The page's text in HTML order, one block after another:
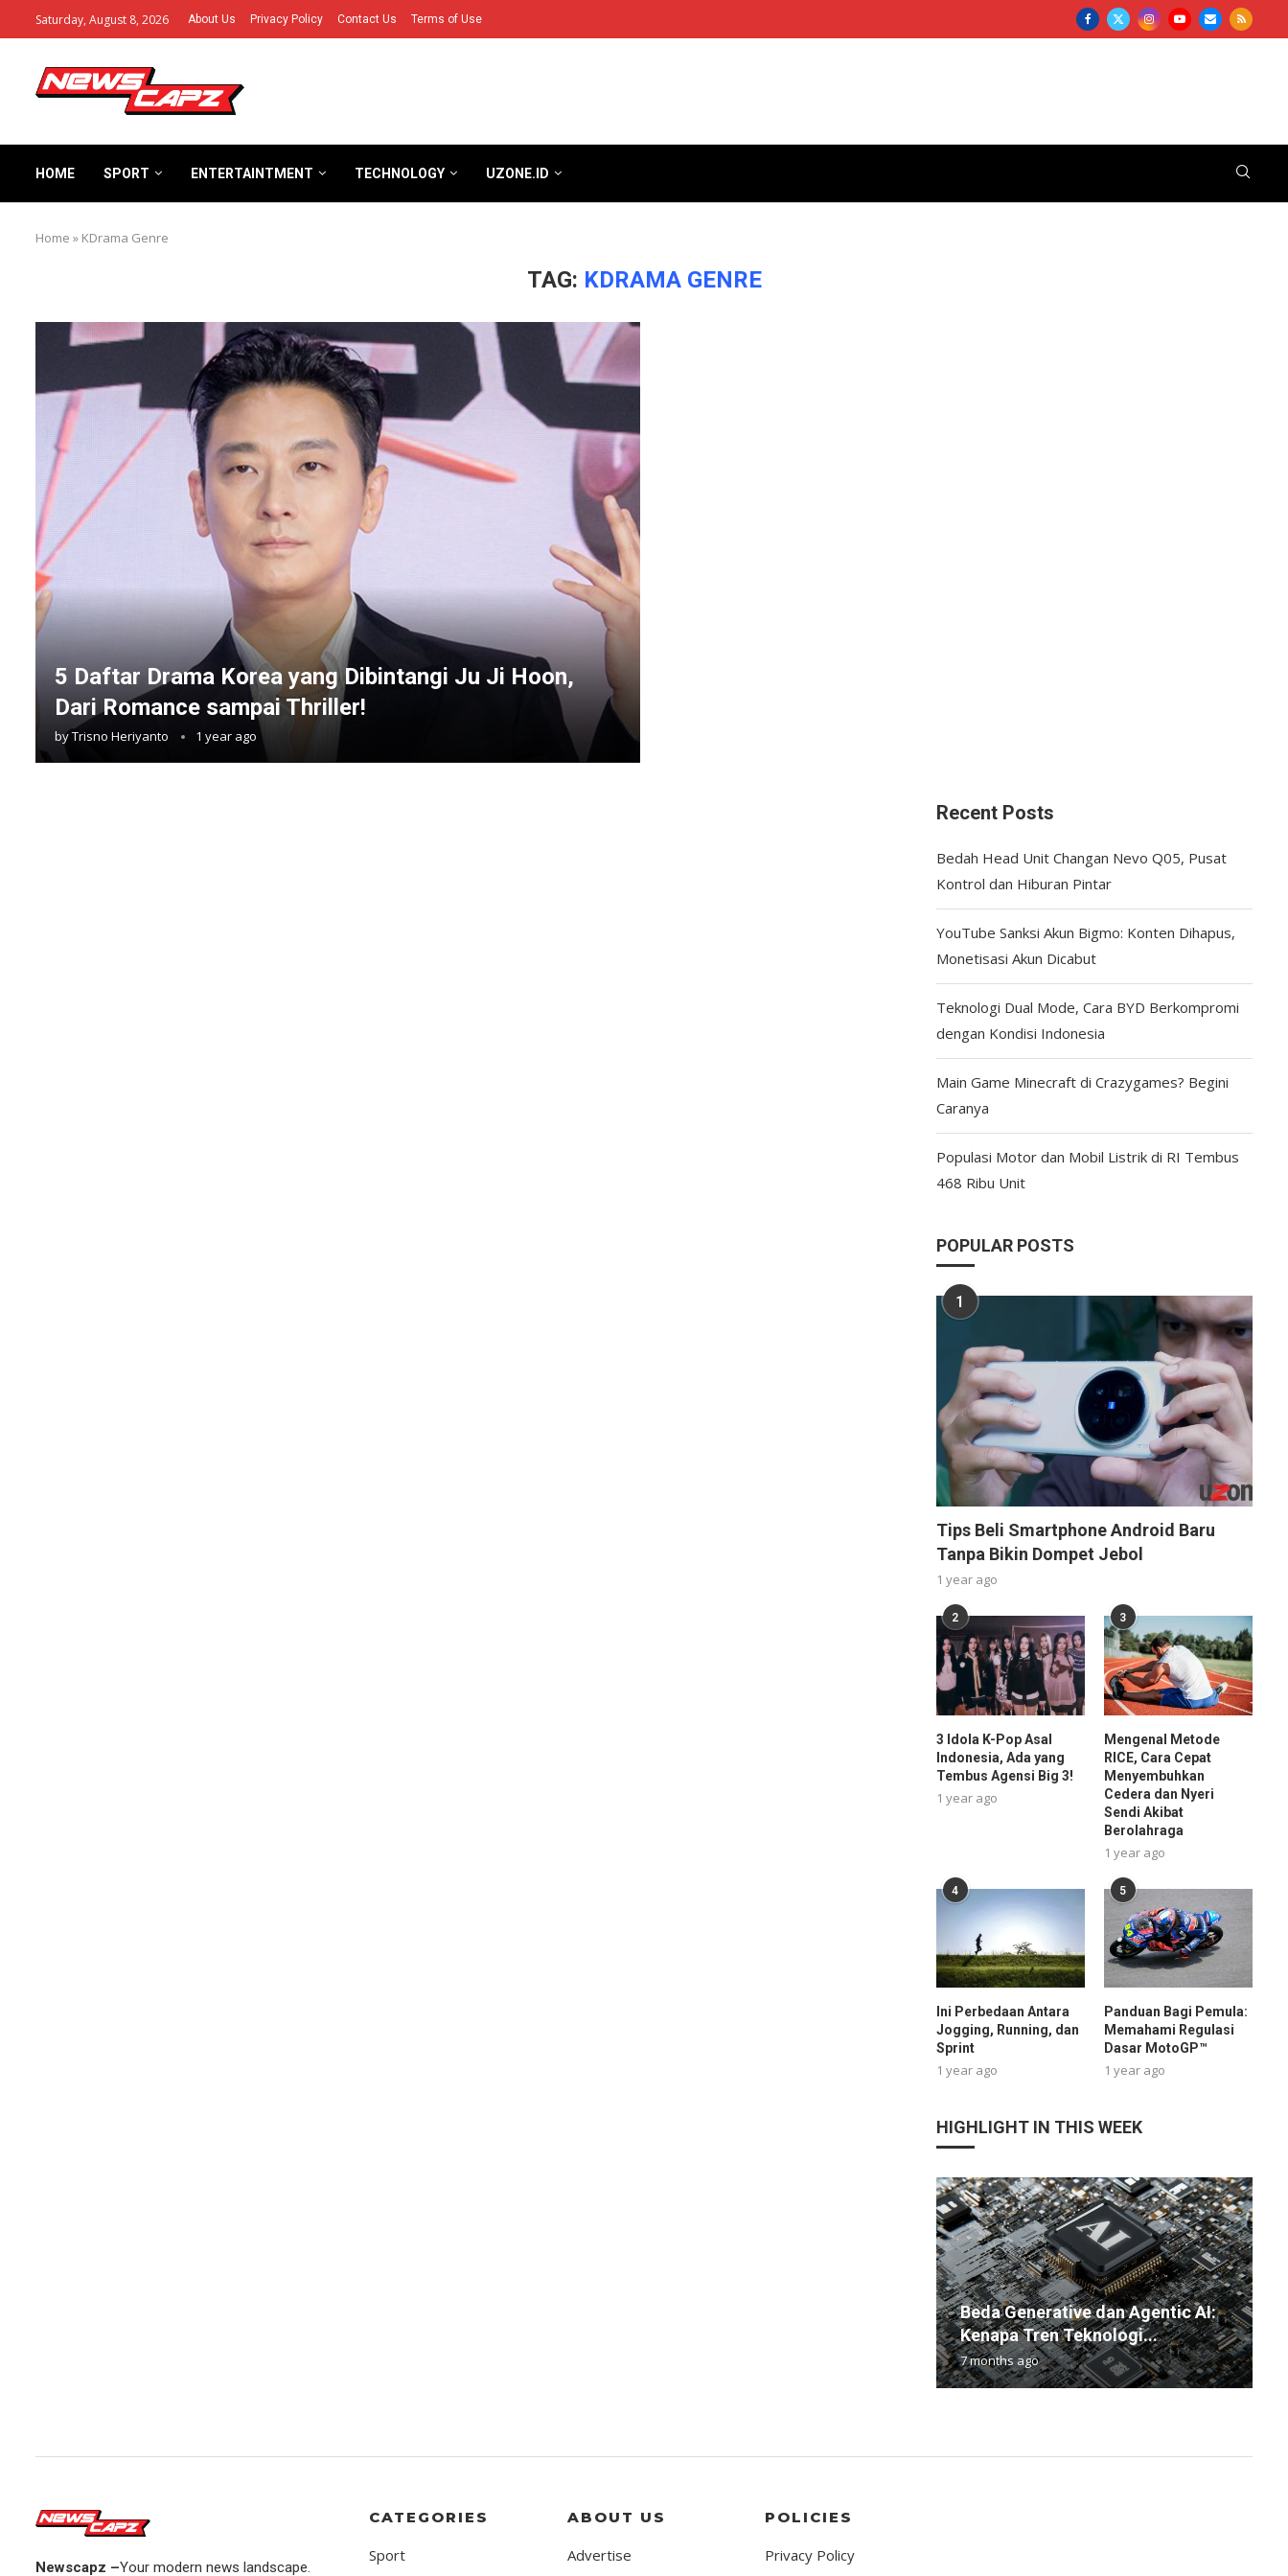
Saturday, August 8, 2026 About Us Privacy Policy Contact Us Terms of Use
HOME SPORT ENTERTAINTMENT TECHNOLOGY UZONE.ID
Home » KDrama Genre
TAG: KDRAMA GENRE
5 Daftar Drama Korea yang Dibintangi Ju Ji Hoon,
Dari Romance sampai Thriller!
byTrisno Heriyanto 1 year ago
Recent Posts
Bedah Head Unit Changan Nevo Q05, Pusat
Kontrol dan Hiburan Pintar
YouTube Sanksi Akun Bigmo: Konten Dihapus,
Monetisasi Akun Dicabut
Teknologi Dual Mode, Cara BYD Berkompromi
dengan Kondisi Indonesia
Main Game Minecraft di Crazygames? Begini
Caranya
Populasi Motor dan Mobil Listrik di RI Tembus
468 Ribu Unit
POPULAR POSTS
1
Tips Beli Smartphone Android Baru
Tanpa Bikin Dompet Jebol
1 year ago
2
3 Idola K-Pop Asal
Indonesia, Ada yang
Tembus Agensi Big 3!
1 year ago
3
Mengenal Metode
RICE, Cara Cepat
Menyembuhkan
Cedera dan Nyeri
Sendi Akibat
Berolahraga
1 year ago
4
Ini Perbedaan Antara
Jogging, Running, dan
Sprint
1 year ago
5
Panduan Bagi Pemula:
Memahami Regulasi
Dasar MotoGP™
1 year ago
HIGHLIGHT IN THIS WEEK
Beda Generative dan Agentic AI:
Kenapa Tren Teknologi...
7 months ago
Newscapz –Your modern news landscape.
CATEGORIES
Sport
ABOUT US
Advertise
POLICIES
Privacy Policy